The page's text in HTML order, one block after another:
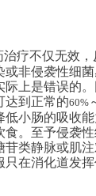
疗不仅无效
非侵袭性细
上是错误的
达到正常的60%
小肠的吸收
。至予侵袭
类静脉或肌
在消化道发